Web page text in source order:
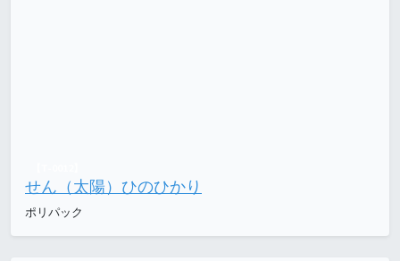
せん（太陽）ひのひかり
ポリパック